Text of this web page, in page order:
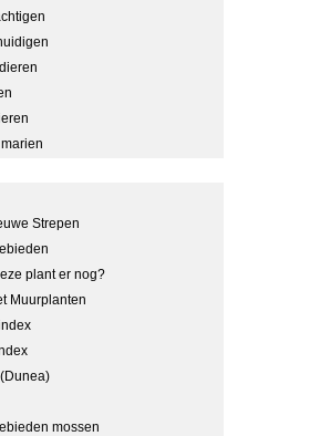
Strepen
plant er nog?
Muurplanten
mossen